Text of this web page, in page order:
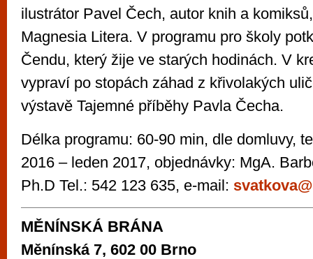
ilustrátor Pavel Čech, autor knih a
Magnesia Litera. V programu pro školy
Čendu, který žije ve starých hodinách. V
vypraví po stopách záhad z křivolakých
výstavě Tajemné příběhy Pavla Čecha.
Délka programu: 60-90 min, dle domluvy,
2016 – leden 2017, objednávky: MgA.
Ph.D Tel.: 542 123 635, e-mail:
MĚNÍNSKÁ BRÁNA
Měnínská 7, 602 00 Brno